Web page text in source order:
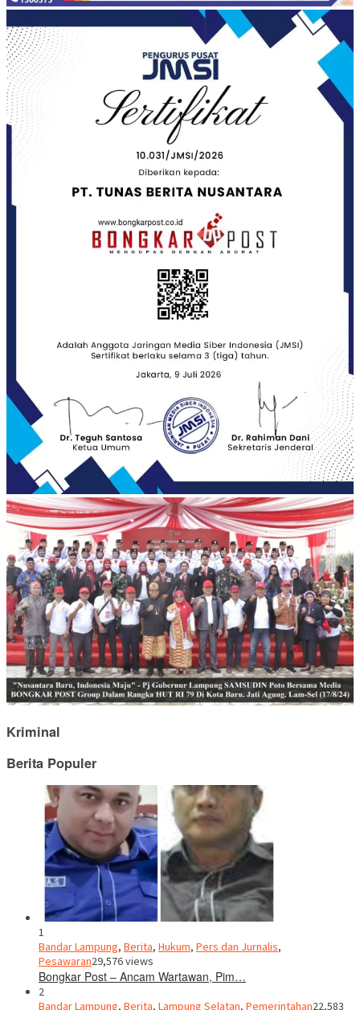
Kriminal
Berita Populer
1
Bandar Lampung, Berita, Hukum, Pers dan Jurnalis,
Pesawaran29,576 views
Bongkar Post – Ancam Wartawan, Pim…
2
Bandar Lampung, Berita, Lampung Selatan, Pemerintahan22,583